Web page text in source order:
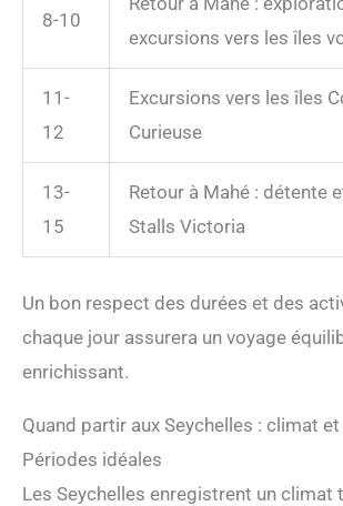
8-10
excursions vers les îles
11-
12
Excursions vers les îles
Curieuse
13-
15
Retour à Mahé : détente
Stalls Victoria
Un bon respect des durées et des
chaque jour assurera un voyage
enrichissant.
Quand partir aux Seychelles : climat
Périodes idéales
Les Seychelles enregistrent un climat